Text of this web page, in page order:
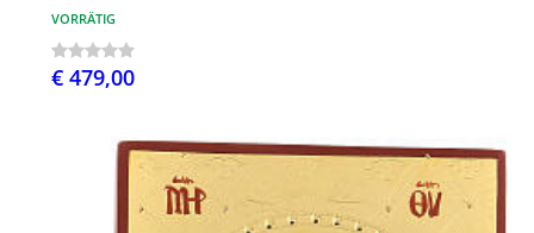
VORRÄTIG
€ 479,00